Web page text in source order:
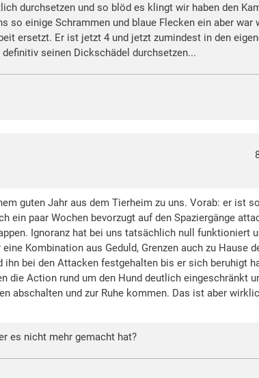
durchsetzen und so blöd es klingt wir haben den
so einige Schrammen und blaue Flecken ein aber war
ersetzt. Er ist jetzt 4 und jetzt zumindest in den
seinen Dickschädel durchsetzen...
guten Jahr aus dem Tierheim zu uns. Vorab: er ist
paar Wochen bevorzugt auf den Spaziergänge
Ignoranz hat bei uns tatsächlich null funktioniert
Kombination aus Geduld, Grenzen auch zu Hause
bei den Attacken festgehalten bis er sich beruhigt
die Action rund um den Hund deutlich eingeschränkt
abschalten und zur Ruhe kommen. Das ist aber
es nicht mehr gemacht hat?